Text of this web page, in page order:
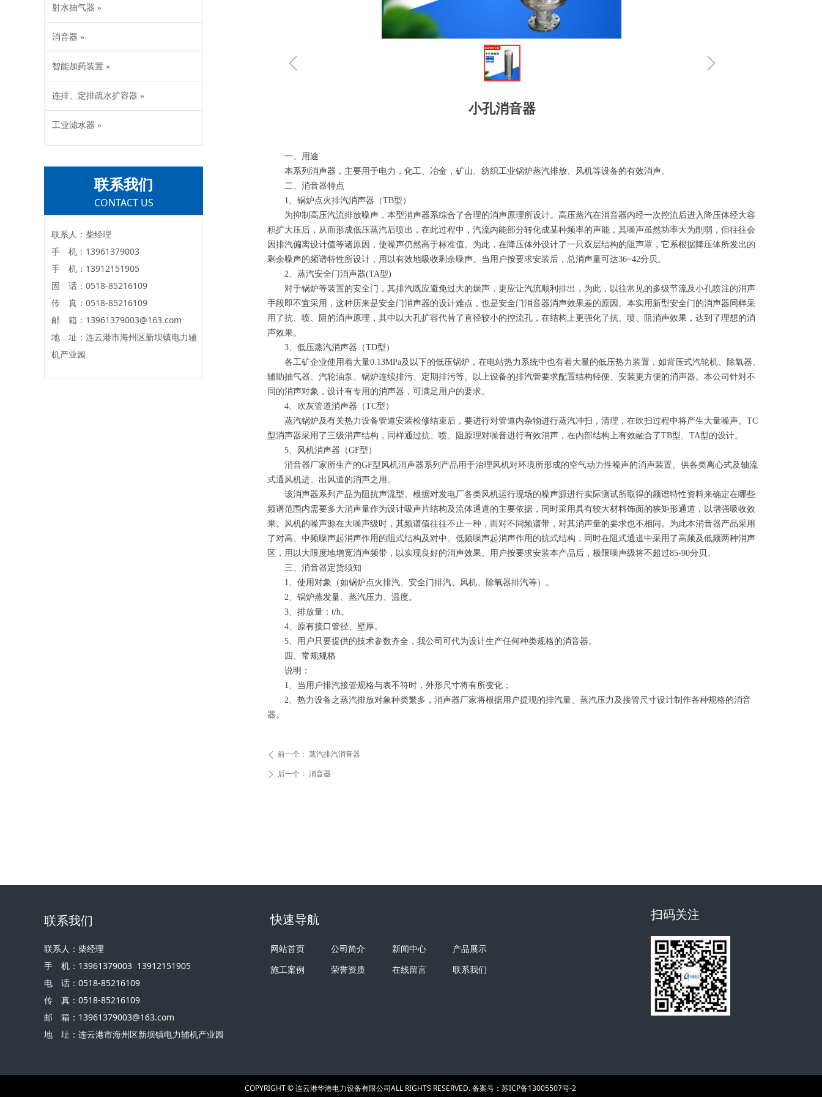
小孔消音器
一、用途
本系列消声器，主要用于电力，化工、冶金，矿山、纺织工业锅炉蒸汽排放、风机等设备的有效消声。
二、消音器特点
1、锅炉点火排汽消声器（TB型）
为抑制高压汽流排放噪声，本型消声器系综合了合理的消声原理所设计。高压蒸汽在消音器内经一次控流后进入降压体经大容
积扩大压后，从而形成低压蒸汽后喷出，在此过程中，汽流内能部分转化成某种频率的声能，其噪声虽然功率大为削弱，但往往会
因排汽偏离设计值等诸原因，使噪声仍然高于标准值。为此，在降压体外设计了一只双层结构的阻声罩，它系根据降压体所发出的
剩余噪声的频谱特性所设计，用以有效地吸收剩余噪声。当用户按要求安装后，总消声量可达36~42分贝。
2、蒸汽安全门消声器(TA型)
对于锅炉等装置的安全门，其排汽既应避免过大的燥声，更应让汽流顺利排出，为此，以往常见的多级节流及小孔喷注的消声
手段即不宜采用，这种历来是安全门消声器的设计难点，也是安全门消音器消声效果差的原因。本实用新型安全门的消声器同样采
用了抗、喷、阻的消声原理，其中以大孔扩容代替了直径较小的控流孔，在结构上更强化了抗、喷、阻消声效果，达到了理想的消
声效果。
3、低压蒸汽消声器（TD型）
各工矿企业使用着大量0.13MPa及以下的低压锅炉，在电站热力系统中也有着大量的低压热力装置，如背压式汽轮机、除氧器、
辅助抽气器、汽轮油泵、锅炉连续排污、定期排污等。以上设备的排汽管要求配置结构轻便、安装更方便的消声器。本公司针对不
同的消声对象，设计有专用的消声器，可满足用户的要求。
4、吹灰管道消声器（TC型）
蒸汽锅炉及有关热力设备管道安装检修结束后，要进行对管道内杂物进行蒸汽冲扫，清理，在吹扫过程中将产生大量噪声。TC
型消声器采用了三级消声结构，同样通过抗、喷、阻原理对噪音进行有效消声，在内部结构上有效融合了TB型、TA型的设计。
5、风机消声器（GF型）
消音器厂家所生产的GF型风机消声器系列产品用于治理风机对环境所形成的空气动力性噪声的消声装置。供各类离心式及轴流
式通风机进、出风道的消声之用。
该消声器系列产品为阻抗声流型。根据对发电厂各类风机运行现场的噪声源进行实际测试所取得的频谱特性资料来确定在哪些
频谱范围内需要多大消声量作为设计吸声片结构及流体通道的主要依据，同时采用具有较大材料饰面的狭矩形通道，以增强吸收效
果。风机的噪声源在大噪声级时，其频谱值往往不止一种，而对不同频谱带，对其消声量的要求也不相同。为此本消音器产品采用
了对高、中频噪声起消声作用的阻式结构及对中、低频噪声起消声作用的抗式结构，同时在阻式通道中采用了高频及低频两种消声
区，用以大限度地增宽消声频带，以实现良好的消声效果。用户按要求安装本产品后，极限噪声级将不超过85-90分贝。
三、消音器定货须知
1、使用对象（如锅炉点火排汽、安全门排汽、风机、除氧器排汽等）。
2、锅炉蒸发量、蒸汽压力、温度。
3、排放量：t/h。
4、原有接口管径、壁厚。
5、用户只要提供的技术参数齐全，我公司可代为设计生产任何种类规格的消音器。
四、常规规格
说明：
1、当用户排汽接管规格与表不符时，外形尺寸将有所变化；
2、热力设备之蒸汽排放对象种类繁多，消声器厂家将根据用户提现的排汽量、蒸汽压力及接管尺寸设计制作各种规格的消音
器。
ꁆ ꁇ
ꄴ 前一个： 蒸汽排汽消音器
ꄲ 后一个： 消音器
射水抽气器 »
消音器 »
智能加药装置 »
连排、定排疏水扩容器 »
工业滤水器 »
联系我们
CONTACT US
联系人：柴经理
手 机：13961379003
手 机：13912151905
固 话：0518-85216109
传 真：0518-85216109
邮 箱：13961379003@163.com
地 址：连云港市海州区新坝镇电力辅
机产业园
联系我们
联系人：柴经理
手 机：13961379003 13912151905
电 话：0518-85216109
传 真：0518-85216109
邮 箱：13961379003@163.com
地 址：连云港市海州区新坝镇电力辅机产业园
快速导航
网站首页 公司简介 新闻中心 产品展示
施工案例 荣誉资质 在线留言 联系我们
扫码关注
COPYRIGHT © 连云港华港电力设备有限公司ALL RIGHTS RESERVED. 备案号： 苏ICP备13005507号-2